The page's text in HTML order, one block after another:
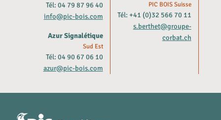
Tél: 04 79 87 96 40
info@pic-bois.com
Azur Signalétique
Sud Est
Tél: 04 90 67 06 10
azur@pic-bois.com
PIC BOIS Suisse
Tél: +41 (0)32 566 70 11
s.berthet@groupe-
corbat.ch